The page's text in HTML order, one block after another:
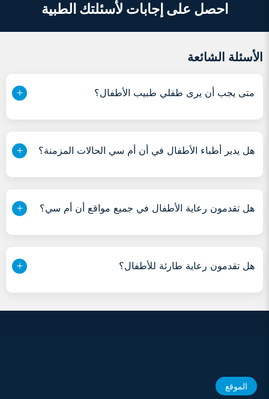
احصل على إجابات لأسئلتك الطبية
الأسئلة الشائعة
متى يجب أن يرى طفلي طبيب الأطفال؟
هل يدير أطباء الأطفال في أن أم سي الحالات المزمنة؟
هل تقدمون رعاية الأطفال في جميع مواقع أن أم سي؟
هل تقدمون رعاية طارئة للأطفال؟
الموقع